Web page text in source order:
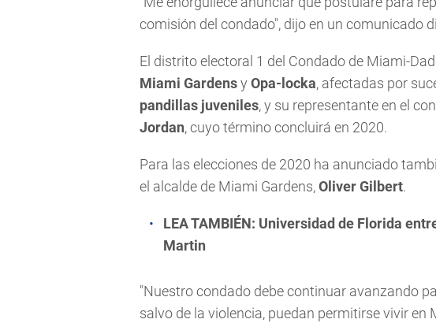
comisión del condado", dijo en un comunicado
El distrito electoral 1 del Condado de Miami-
Miami Gardensy Opa-locka, afectadas por
pandillas juveniles, y su representante en el
Jordan, cuyo término concluirá en 2020.
Para las elecciones de 2020 ha anunciado
el alcalde de Miami Gardens,Oliver Gilbert.
LEA TAMBIÉN: Universidad de Florida
Martin
"Nuestro condado debe continuar avanzando
salvo de la violencia, puedan permitirse vivir en